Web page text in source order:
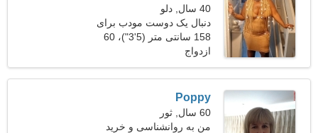
40 سال, دلو
دنبال یک دوست مودب برای
پیاده روی می گردم
158 سانتی متر (5'3")، 60
کیلوگرم (132 پوند)
ازدواج
Poppy
60 سال, ثور
من به روانشناسی و خرید